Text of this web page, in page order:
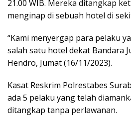
21.00 WIB. Mereka ditangkap
menginap di sebuah hotel di
“Kami menyergap para pelaku
salah satu hotel dekat Bandara
Hendro, Jumat (16/11/2023).
Kasat Reskrim Polrestabes
ada 5 pelaku yang telah
ditangkap tanpa perlawanan.